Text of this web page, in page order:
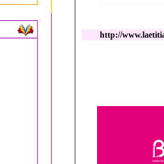
http://